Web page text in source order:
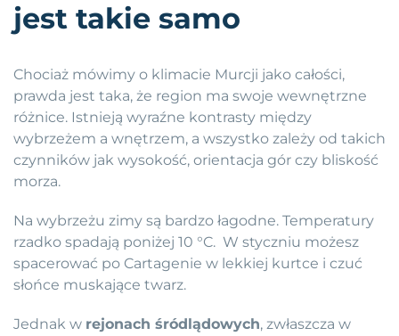
jest takie samo
Chociaż mówimy o klimacie Murcji jako całości,
prawda jest taka, że region ma swoje wewnętrzne
różnice. Istnieją wyraźne kontrasty między
wybrzeżem a wnętrzem, a wszystko zależy od takich
czynników jak wysokość, orientacja gór czy bliskość
morza.
Na wybrzeżu zimy są bardzo łagodne. Temperatury
rzadko spadają poniżej 10 °C. W styczniu możesz
spacerować po Cartagenie w lekkiej kurtce i czuć
słońce muskające twarz.
Jednak w rejonach śródlądowych, zwłaszcza w